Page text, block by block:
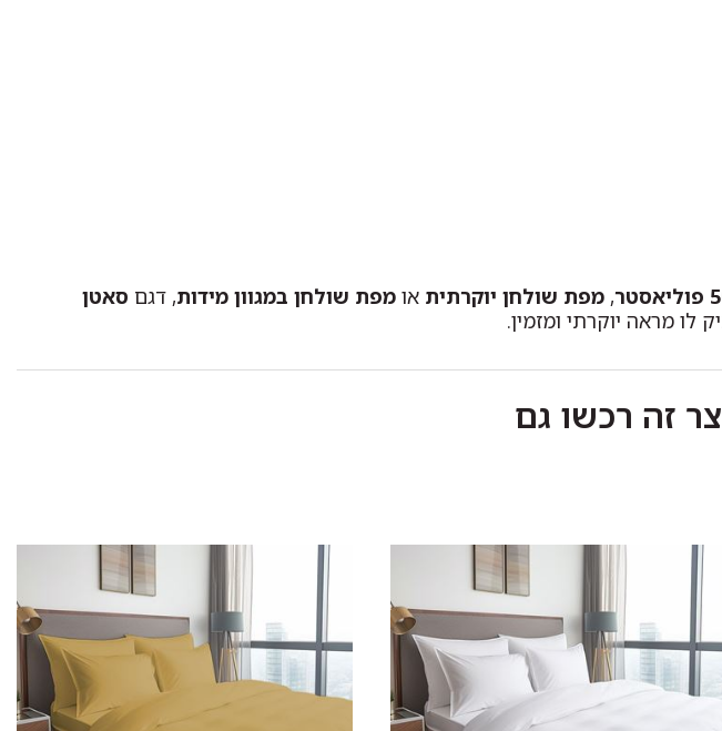
, מפת שולחן יוקרתית או מפת שולחן במגוון מידות, דגם סאטן
לו מראה יוקרתי ומזמין.
זה רכשו גם